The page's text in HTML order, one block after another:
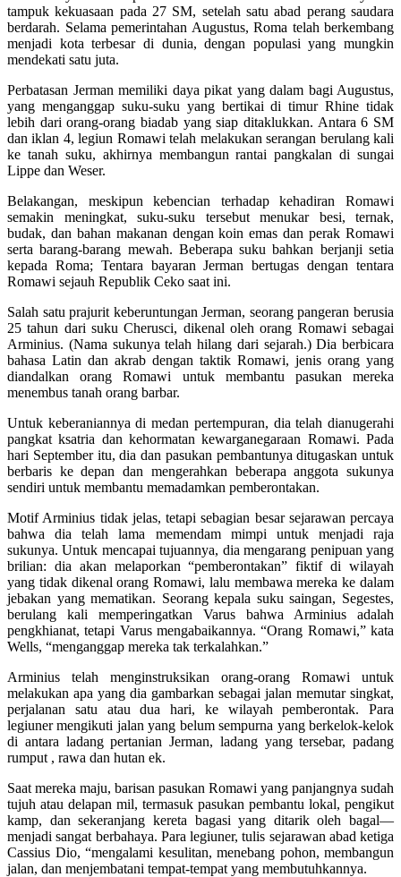
tampuk kekuasaan pada 27 SM, setelah satu abad perang saudara
berdarah. Selama pemerintahan Augustus, Roma telah berkembang
menjadi kota terbesar di dunia, dengan populasi yang mungkin
mendekati satu juta.
Perbatasan Jerman memiliki daya pikat yang dalam bagi Augustus,
yang menganggap suku-suku yang bertikai di timur Rhine tidak
lebih dari orang-orang biadab yang siap ditaklukkan. Antara 6 SM
dan iklan 4, legiun Romawi telah melakukan serangan berulang kali
ke tanah suku, akhirnya membangun rantai pangkalan di sungai
Lippe dan Weser.
Belakangan, meskipun kebencian terhadap kehadiran Romawi
semakin meningkat, suku-suku tersebut menukar besi, ternak,
budak, dan bahan makanan dengan koin emas dan perak Romawi
serta barang-barang mewah. Beberapa suku bahkan berjanji setia
kepada Roma; Tentara bayaran Jerman bertugas dengan tentara
Romawi sejauh Republik Ceko saat ini.
Salah satu prajurit keberuntungan Jerman, seorang pangeran berusia
25 tahun dari suku Cherusci, dikenal oleh orang Romawi sebagai
Arminius. (Nama sukunya telah hilang dari sejarah.) Dia berbicara
bahasa Latin dan akrab dengan taktik Romawi, jenis orang yang
diandalkan orang Romawi untuk membantu pasukan mereka
menembus tanah orang barbar.
Untuk keberaniannya di medan pertempuran, dia telah dianugerahi
pangkat ksatria dan kehormatan kewarganegaraan Romawi. Pada
hari September itu, dia dan pasukan pembantunya ditugaskan untuk
berbaris ke depan dan mengerahkan beberapa anggota sukunya
sendiri untuk membantu memadamkan pemberontakan.
Motif Arminius tidak jelas, tetapi sebagian besar sejarawan percaya
bahwa dia telah lama memendam mimpi untuk menjadi raja
sukunya. Untuk mencapai tujuannya, dia mengarang penipuan yang
brilian: dia akan melaporkan “pemberontakan” fiktif di wilayah
yang tidak dikenal orang Romawi, lalu membawa mereka ke dalam
jebakan yang mematikan. Seorang kepala suku saingan, Segestes,
berulang kali memperingatkan Varus bahwa Arminius adalah
pengkhianat, tetapi Varus mengabaikannya. “Orang Romawi,” kata
Wells, “menganggap mereka tak terkalahkan.”
Arminius telah menginstruksikan orang-orang Romawi untuk
melakukan apa yang dia gambarkan sebagai jalan memutar singkat,
perjalanan satu atau dua hari, ke wilayah pemberontak. Para
legiuner mengikuti jalan yang belum sempurna yang berkelok-kelok
di antara ladang pertanian Jerman, ladang yang tersebar, padang
rumput , rawa dan hutan ek.
Saat mereka maju, barisan pasukan Romawi yang panjangnya sudah
tujuh atau delapan mil, termasuk pasukan pembantu lokal, pengikut
kamp, ​​dan sekeranjang kereta bagasi yang ditarik oleh bagal—
menjadi sangat berbahaya. Para legiuner, tulis sejarawan abad ketiga
Cassius Dio, “mengalami kesulitan, menebang pohon, membangun
jalan, dan menjembatani tempat-tempat yang membutuhkannya.